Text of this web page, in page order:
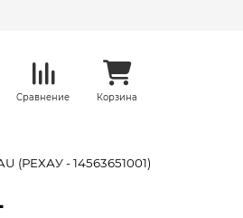
Сравнение Корзина
(РЕХАУ - 14563651001)